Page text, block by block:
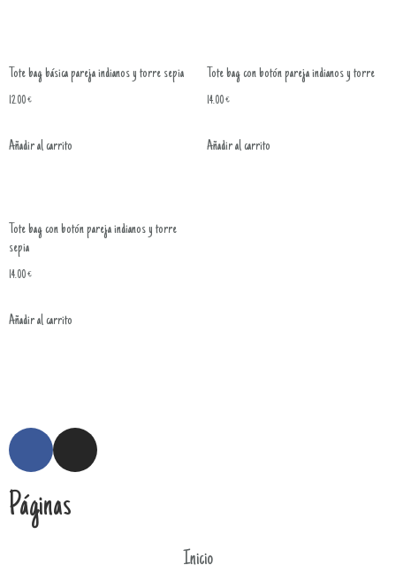
Tote bag básica pareja indianos y torre sepia
12.00€
Añadir al carrito
Tote bag con botón pareja indianos y torre
14.00€
Añadir al carrito
Tote bag con botón pareja indianos y torre
sepia
14.00€
Añadir al carrito
Páginas
Inicio